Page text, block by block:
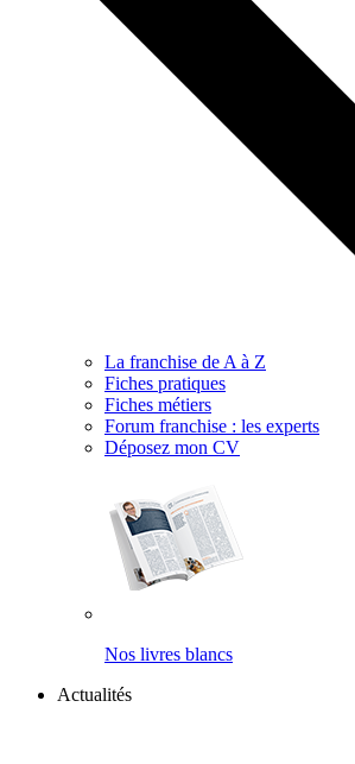
La franchise de A à Z
Fiches pratiques
Fiches métiers
Forum franchise : les experts
Déposez mon CV
Nos livres blancs
Actualités